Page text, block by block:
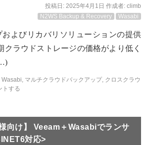
投稿日: 2025年4月1日 作成者: climb
N2WS Backup & Recovery
Wasabi
よびリカバリソリューションの提供
クラウドストレージの価格がより低く
Wasabi, マルチクラウドバックアップ, クロスクラウ
トする
向け】 Veeam＋Wasabiでランサ
対応>